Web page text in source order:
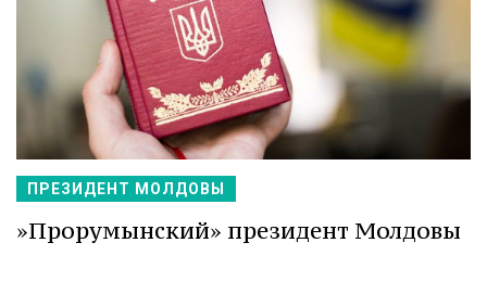
ПРЕЗИДЕНТ МОЛДОВЫ
»Прорумынский» президент Молдовы